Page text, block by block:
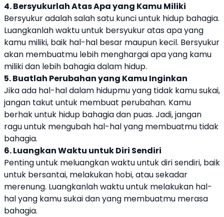
4. Bersyukurlah Atas Apa yang Kamu Miliki
Bersyukur adalah salah satu kunci untuk hidup bahagia.
Luangkanlah waktu untuk bersyukur atas apa yang
kamu miliki, baik hal-hal besar maupun kecil. Bersyukur
akan membuatmu lebih menghargai apa yang kamu
miliki dan lebih bahagia dalam hidup.
5. Buatlah Perubahan yang Kamu Inginkan
Jika ada hal-hal dalam hidupmu yang tidak kamu sukai,
jangan takut untuk membuat perubahan. Kamu
berhak untuk hidup bahagia dan puas. Jadi, jangan
ragu untuk mengubah hal-hal yang membuatmu tidak
bahagia.
6. Luangkan Waktu untuk Diri Sendiri
Penting untuk meluangkan waktu untuk diri sendiri, baik
untuk bersantai, melakukan hobi, atau sekadar
merenung. Luangkanlah waktu untuk melakukan hal-
hal yang kamu sukai dan yang membuatmu merasa
bahagia.